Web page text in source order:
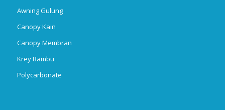
Awning Gulung
Canopy Kain
Canopy Membran
Krey Bambu
Polycarbonate